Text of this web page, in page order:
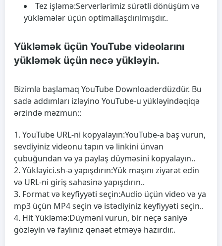
Tez işləmə:Serverlərimiz sürətli dönüşüm və
yükləmələr üçün optimallaşdırılmışdır..
Yükləmək üçün YouTube videolarını
yükləmək üçün necə yükləyin.
Bizimlə başlamaq YouTube Downloaderdüzdür. Bu
sadə addımları izləyino YouTube-u yükləyindəqiqə
ərzində məzmun::
YouTube URL-ni kopyalayın:YouTube-a baş vurun,
sevdiyiniz videonu tapın və linkini ünvan
çubuğundan və ya paylaş düyməsini kopyalayın..
Yükləyici.sh-ə yapışdırın:Yük maşını ziyarət edin
və URL-ni giriş sahəsinə yapışdırın..
Format və keyfiyyəti seçin:Audio üçün video və ya
mp3 üçün MP4 seçin və istədiyiniz keyfiyyəti seçin..
Hit Yükləmə:Düyməni vurun, bir neçə saniyə
gözləyin və faylınız qənaət etməyə hazırdır..